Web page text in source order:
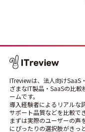
ITreviewは、法人向けSaaS
ざまなIT製品・SaaSの比
ームです。
導入経験者によるリアルな
サポート品質などを比較でき
まずは実際のユーザーの声
にぴったりの選択肢がきっ